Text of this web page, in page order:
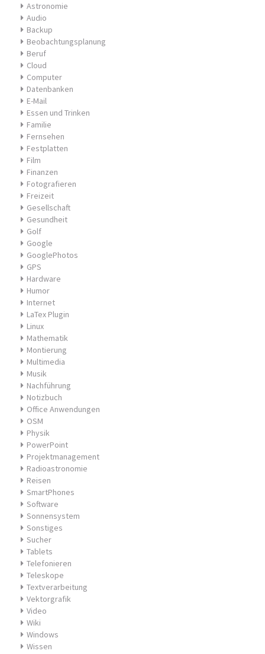
Astronomie
Audio
Backup
Beobachtungsplanung
Beruf
Cloud
Computer
Datenbanken
E-Mail
Essen und Trinken
Familie
Fernsehen
Festplatten
Film
Finanzen
Fotografieren
Freizeit
Gesellschaft
Gesundheit
Golf
Google
GooglePhotos
GPS
Hardware
Humor
Internet
LaTex Plugin
Linux
Mathematik
Montierung
Multimedia
Musik
Nachführung
Notizbuch
Office Anwendungen
OSM
Physik
PowerPoint
Projektmanagement
Radioastronomie
Reisen
SmartPhones
Software
Sonnensystem
Sonstiges
Sucher
Tablets
Telefonieren
Teleskope
Textverarbeitung
Vektorgrafik
Video
Wiki
Windows
Wissen